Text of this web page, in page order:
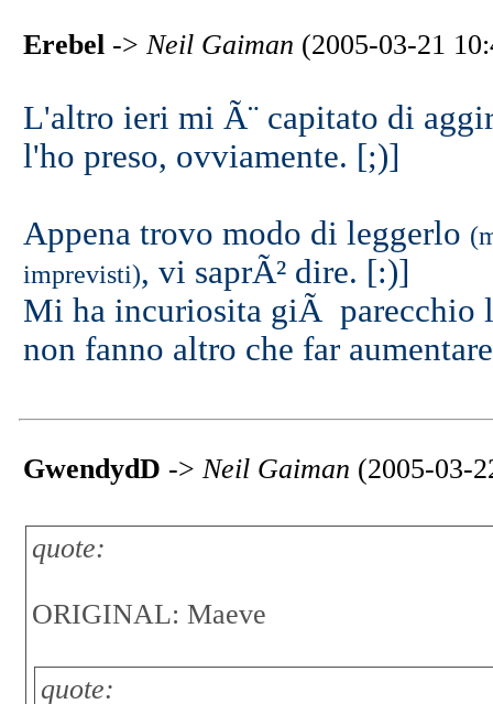
Erebel -> Neil Gaiman (2005-03-21
L'altro ieri mi Ã¨ capitato di
l'ho preso, ovviamente. [;)]
Appena trovo modo di leggerlo
imprevisti), vi saprÃ² dire. [:)]
Mi ha incuriosita giÃ parecchio
non fanno altro che far
GwendydD -> Neil Gaiman (2005-03-
quote:
ORIGINAL: Maeve
quote: